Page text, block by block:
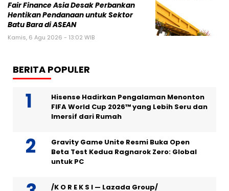
Fair Finance Asia Desak Perbankan
Hentikan Pendanaan untuk Sektor
Batu Bara di ASEAN
Kamis, 6 Agu 2026 - 13:02 WIB
BERITA POPULER
Hisense Hadirkan Pengalaman Menonton
FIFA World Cup 2026™ yang Lebih Seru dan
Imersif dari Rumah
Gravity Game Unite Resmi Buka Open
Beta Test Kedua Ragnarok Zero: Global
untuk PC
/K O R E K S I — Lazada Group/